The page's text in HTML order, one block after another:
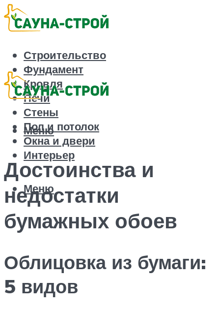
Строительство
Фундамент
Кровля
Печи
Стены
Пол и потолок
Окна и двери
Интерьер
Меню
Меню
Достоинства и
недостатки
бумажных обоев
Облицовка из бумаги:
5 видов